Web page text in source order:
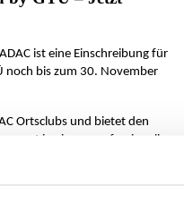
ist eine Einschreibung für
noch bis zum 30. November
Ortsclubs und bietet den
in einem professionellen
Simulatoren zum Einsatz,
zur Verfügung gestellt